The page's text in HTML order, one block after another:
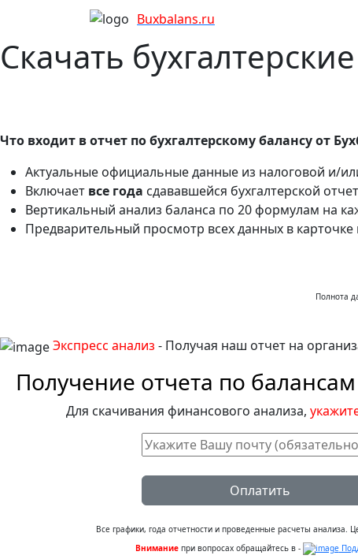
Buxbalans.ru
Скачать
Что входит в отчет по бухгалтерскому балансу от
Актуальные официальные данные из налоговой и/
Включает все года сдававшейся бухгалтерской
Вертикальный анализ баланса по 20 формулам на
Предварительный просмотр всех данных в
Полнота
Экспресс анализ - Получая наш отчет на
Получение отчета по
Для скачивания финансового анализа,
Оплатить
Все графики, года отчетности и проведенные расчеты анализа.
Внимание при вопросах обращайтесь в -